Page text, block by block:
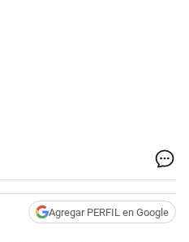
Agregar PERFIL en Google